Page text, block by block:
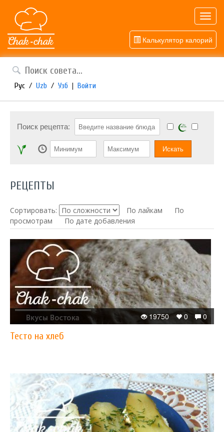
Калькулятор калорий
Рус / Uzb / Узб | Войти
Поиск рецепта:
РЕЦЕПТЫ
Сортировать: По лайкам
По
просмотрам
По дате добавления
0
0
19750
Тесто на хлеб